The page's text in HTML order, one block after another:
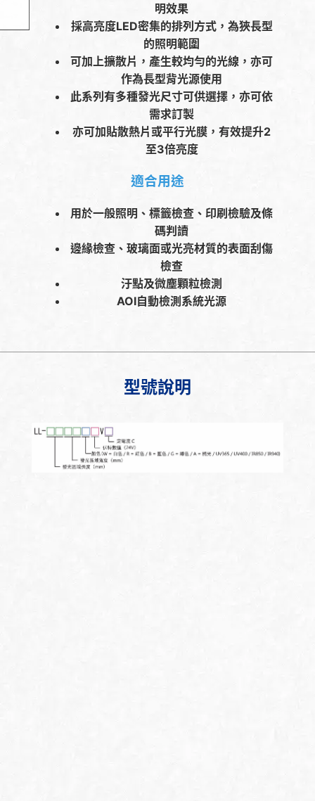
明效果
採高亮度LED密集的排列方式，為狹長型
的照明範圍
可加上擴散片，產生較均勻的光線，亦可
作為長型背光源使用
此系列有多種發光尺寸可供選擇，亦可依
需求訂製
亦可加貼散熱片或平行光膜，有效提升2
至3倍亮度
適合用途
用於一般照明、標籤檢查、印刷檢驗及條
碼判讀
邊緣檢查、玻璃面或光亮材質的表面刮傷
檢查
汙點及微塵顆粒檢測
AOI自動檢測系統光源
型號說明